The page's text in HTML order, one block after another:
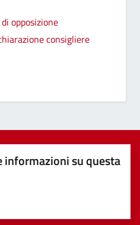
opposizione
consigliere
informazioni su questa
su 5
5